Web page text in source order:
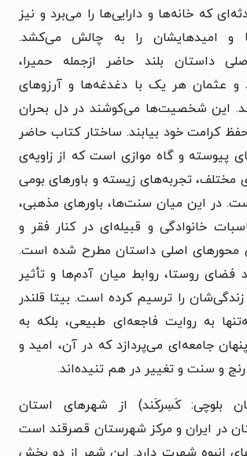
که خانه‌ها و دارایی‌ها را می‌برد و نیز
و امیدهایشان را به چالش می‌کشد.
داستان بلند حاضر ازجمله حمیرا،
و عثمان هر یک با دغدغه‌ها و آرزوهای
این شخصیت‌ها می‌کوشند در دل بحران
کرامت خود بیابند. ساختار کتاب حاضر
پیوسته و گاه موازی است که از زاویه‌ی
تجربه‌های زیسته و باورهای بومی
در این میان سنت‌ها، باورهای مذهبی،
خانوادگی و قبیله‌ای در کنار فقر و
محورهای اصلی داستان مطرح شده است.
روستا، روابط میان آدم‌ها و تأثیر
زندگی‌شان را ترسیم کرده است. بیتا قلندر
به روایت فاجعه‌ای طبیعی، بلکه به
جامعه‌ای می‌پردازد که در آن، امید و
و سنت و تغییر در هم تنیده‌اند.
بلوچی: کَسِرکَند) از شهرهای استان
در ایران و مرکز شهرستان قصرقند است